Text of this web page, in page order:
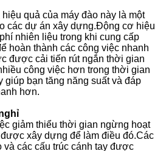
quả của máy đào này là một
các dự án xây dựng.Động cơ hiệu
nhiên liệu trong khi cung cấp
hoàn thành các công việc nhanh
được cải tiến rút ngắn thời gian
công việc hơn trong thời gian
giúp bạn tăng năng suất và đáp
hơn.
giảm thiểu thời gian ngừng hoạt
xây dựng để làm điều đó.Các
các cấu trúc cánh tay được